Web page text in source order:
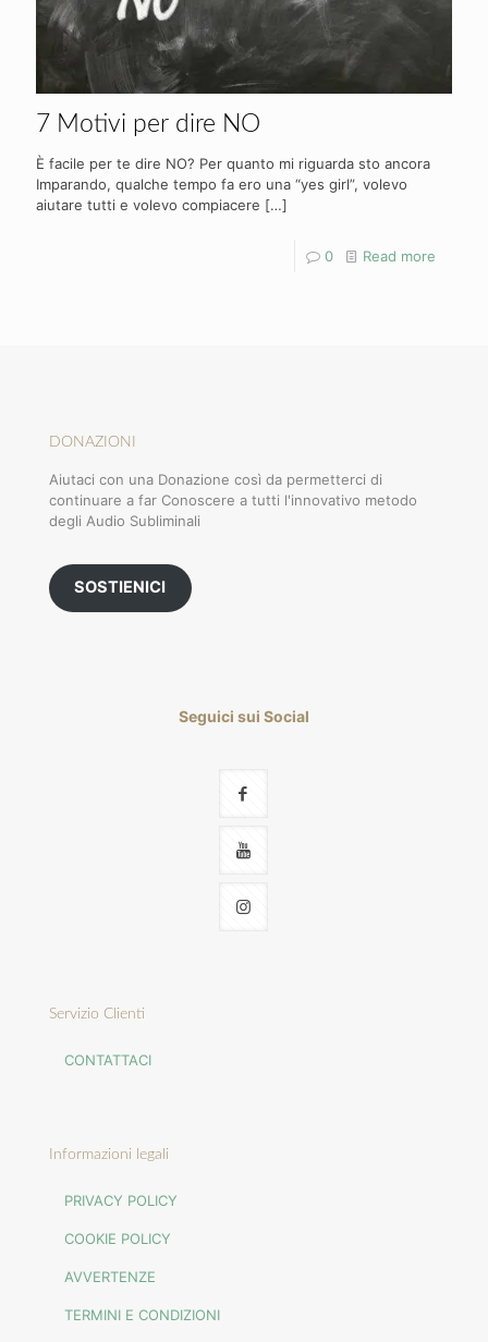
7 Motivi per dire NO
È facile per te dire NO? Per quanto mi riguarda sto ancora
Imparando, qualche tempo fa ero una “yes girl”, volevo
aiutare tutti e volevo compiacere […]
0 Read more
DONAZIONI
Aiutaci con una Donazione così da permetterci di
continuare a far Conoscere a tutti l'innovativo metodo
degli Audio Subliminali
SOSTIENICI
Seguici sui Social
Servizio Clienti
CONTATTACI
Informazioni legali
PRIVACY POLICY
COOKIE POLICY
AVVERTENZE
TERMINI E CONDIZIONI